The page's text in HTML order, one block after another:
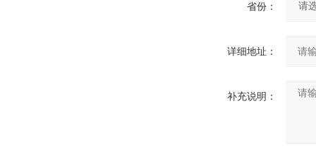
省份：
详细地址：
补充说明：